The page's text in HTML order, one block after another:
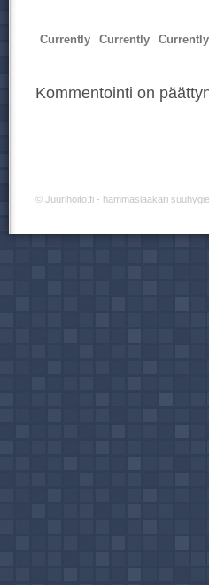
Currently Currently Currently
Kommentointi on
© Juurihoito.fi - hammaslääkäri